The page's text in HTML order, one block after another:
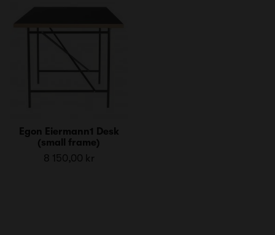
Egon Eiermann1 Desk
(small frame)
8 150,00 kr